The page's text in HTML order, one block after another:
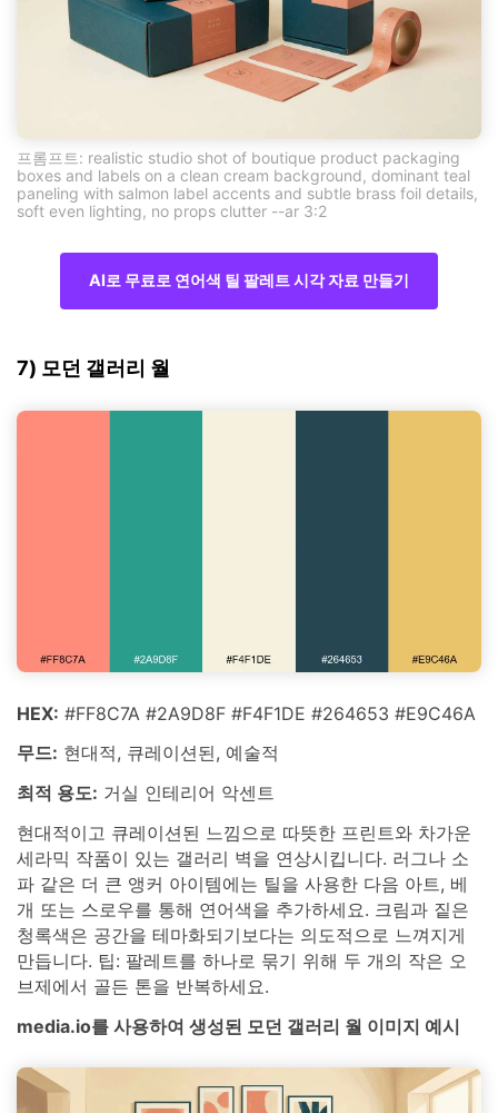
프롬프트: realistic studio shot of boutique product packaging
boxes and labels on a clean cream background, dominant teal
paneling with salmon label accents and subtle brass foil details,
soft even lighting, no props clutter --ar 3:2
AI로 무료로 연어색 틸 팔레트 시각 자료 만들기
7) 모던 갤러리 월
HEX: #FF8C7A #2A9D8F #F4F1DE #264653 #E9C46A
무드: 현대적, 큐레이션된, 예술적
최적 용도: 거실 인테리어 악센트
현대적이고 큐레이션된 느낌으로 따뜻한 프린트와 차가운
세라믹 작품이 있는 갤러리 벽을 연상시킵니다. 러그나 소
파 같은 더 큰 앵커 아이템에는 틸을 사용한 다음 아트, 베
개 또는 스로우를 통해 연어색을 추가하세요. 크림과 짙은
청록색은 공간을 테마화되기보다는 의도적으로 느껴지게
만듭니다. 팁: 팔레트를 하나로 묶기 위해 두 개의 작은 오
브제에서 골든 톤을 반복하세요.
media.io를 사용하여 생성된 모던 갤러리 월 이미지 예시